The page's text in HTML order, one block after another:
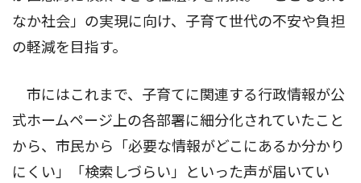
なか社会」の実現に向け、子育て世代の不安や負担
の軽減を目指す。
市にはこれまで、子育てに関連する行政情報が公
式ホームページ上の各部署に細分化されていたこと
から、市民から「必要な情報がどこにあるか分かり
にくい」「検索しづらい」といった声が届いてい